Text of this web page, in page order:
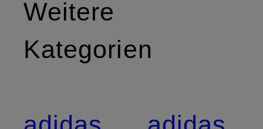
Weitere
Kategorien